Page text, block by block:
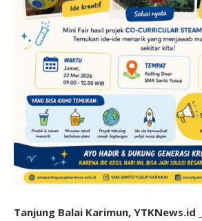
Tanjung Balai Karimun, YTKNews.id